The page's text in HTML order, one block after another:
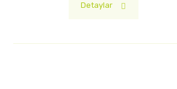
Detaylar